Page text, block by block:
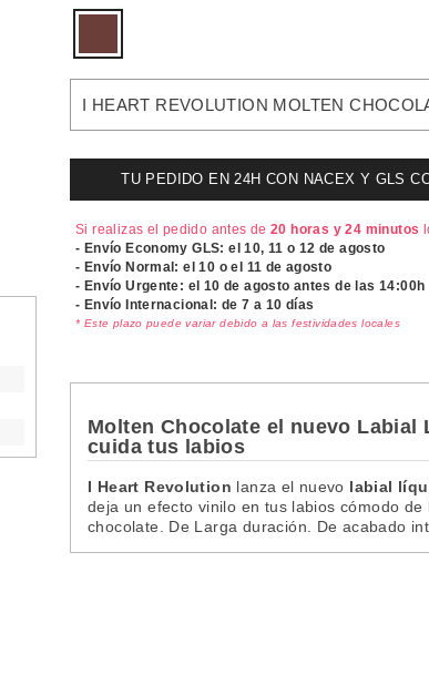
I HEART REVOLUTION MOLTEN
TU PEDIDO EN 24H CON NACEX Y GLS
Si realizas el pedido antes de20 horas y 24 minutos
- Envío Economy GLS: el10, 11 o 12 de agosto
- Envío Normal: el10 o el 11 de agosto
- Envío Urgente: el 10 de agosto antes de las 14:00h
- Envío Internacional: de 7 a 10 días
* Este plazo puede variar debido a las festividades locales
Molten Chocolate el nuevo
cuida tus labios
I Heart Revolution lanza el nuevo labial
deja un efecto vinilo en tus labios cómodo
chocolate. De Larga duración. De acabado